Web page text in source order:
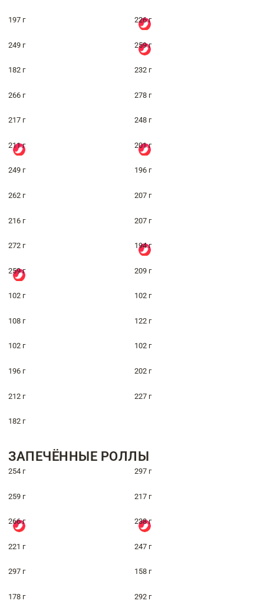
197 г 226 г
249 г 259 г
182 г 232 г
266 г 278 г
217 г 248 г
211 г 201 г
249 г 196 г
262 г 207 г
216 г 207 г
272 г 194 г
259 г 209 г
102 г 102 г
108 г 122 г
102 г 102 г
196 г 202 г
212 г 227 г
182 г
ЗАПЕЧЁННЫЕ РОЛЛЫ
254 г 297 г
259 г 217 г
266 г 238 г
221 г 247 г
297 г 158 г
178 г 292 г